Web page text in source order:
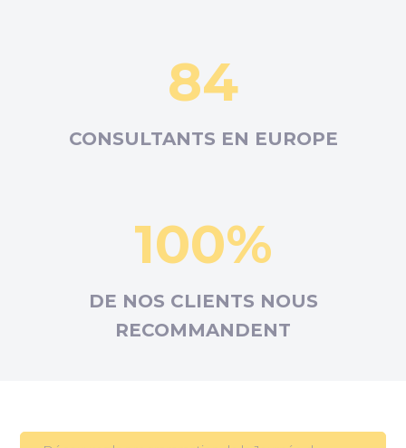
84
CONSULTANTS EN EUROPE
100%
DE NOS CLIENTS NOUS
RECOMMANDENT